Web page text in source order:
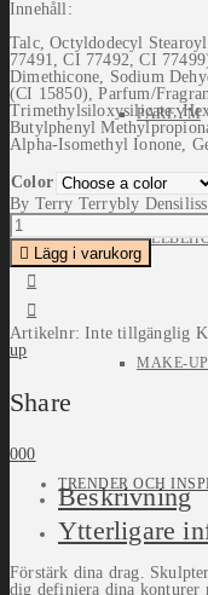
PARFYM
MAKE-UP
TRENDER OCH
Innehåll:
Talc, Octyldodecyl
77491, CI 77492, CI
Dimethicone, Sodium
(CI 15850), Parfum/
Trimethylsiloxysilicate,
Butylphenyl
Alpha-Isomethyl Ionone,
Color
By Terry Terrybly
Lägg i varukorg
Artikelnr:Inte tillgänglig
up
Share
000
Beskrivning
Ytterligare
Förstärk dina drag.
dig definiera dina konturer